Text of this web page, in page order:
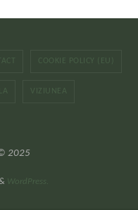
COOKIE POLICY (EU)
VIZIUNEA
2025
WordPress.